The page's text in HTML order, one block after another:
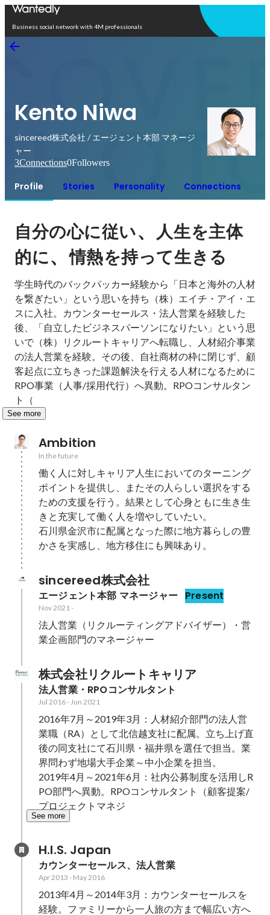
Business social network with 4M professionals
Kento Niwa
sincereed株式会社 / エージェント本部 マネージ
ャー
3Connections0Followers
Profile Stories Personality Connections
自分の心に従い、人生を主体
的に、情熱を持って生きる
学生時代のバックパッカー経験から「日本と海外の人材
を繋ぎたい」という思いを持ち（株）エイチ・アイ・エ
スに入社。カウンターセールス・法人営業を経験した
後、「自立したビジネスパーソンになりたい」という思
いで（株）リクルートキャリアへ転職し、人材紹介事業
の法人営業を経験。その後、自社商材の枠に閉じず、顧
客起点に立ちきった課題解決を行える人材になるために
RPO事業（人事/採用代行）へ異動。RPOコンサルタン
ト（
See more
Ambition
In the future
働く人に対しキャリア人生においてのターニング
ポイントを提供し、またその人らしい選択をする
ための支援を行う。結果として心身ともに生き生
きと充実して働く人を増やしていたい。
石川県金沢市に配属となった際に地方暮らしの豊
かさを実感し、地方移住にも興味あり。
sincereed株式会社
エージェント本部 マネージャー Present
Nov 2021-
法人営業（リクルーティングアドバイザー）・営
業企画部門のマネージャー
株式会社リクルートキャリア
法人営業・RPOコンサルタント
Jul 2016-Jun 2021
2016年7月～2019年3月：人材紹介部門の法人営
業職（RA）として北信越支社に配属。立ち上げ直
後の同支社にて石川県・福井県を選任で担当。業
界問わず地場大手企業～中小企業を担当。
2019年4月～2021年6月：社内公募制度を活用しR
PO部門へ異動。RPOコンサルタント（顧客提案/
プロジェクトマネジ
See more
H.I.S. Japan
カウンターセールス、法人営業
Apr 2013 - May 2016
2013年4月～2014年3月：カウンターセールスを
経験。ファミリーから一人旅の方まで幅広い方へ